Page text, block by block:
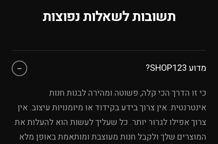
תשובות לשאלות נפוצות
מדוע SHOP123? −
כי זו הדרך הכי קלה, פשוטה ומהירה לבנות חנות
אינטרנטית. אין צרוך בידע בקידוד או מיומנויות עיצוב. אין
צרוך אפילו לגרור יותר. כל שעליך לעשות הוא להעלות את
המוצרים שלך ולקבל חנות מעוצבת ומותאמת באופן מלא